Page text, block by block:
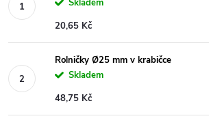
Skladem
20,65 Kč
Rolničky Ø25 mm v krabičce
Skladem
48,75 Kč